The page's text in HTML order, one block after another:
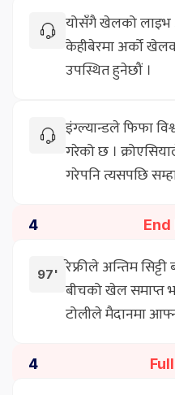
योसँगै खेलको लाइभ
केहीबेरमा अर्को
उपस्थित हुनेछौं ।
इंग्ल्यान्डले फिफा
गरेको छ ।
गरेपनि त्यसपछि
4
97' रेफ्रीले अन्तिम
बीचको खेल समाप्त
टोलीले मैदानमा
4